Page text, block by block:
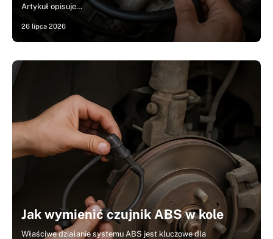
Artykuł opisuje…
26 lipca 2026
Jak wymienić czujnik ABS w kole
Właściwe działanie systemu ABS jest kluczowe dla